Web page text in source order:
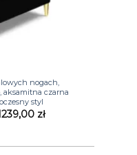
nogach,
aksamitna czarna
styl
cena
złAktualna